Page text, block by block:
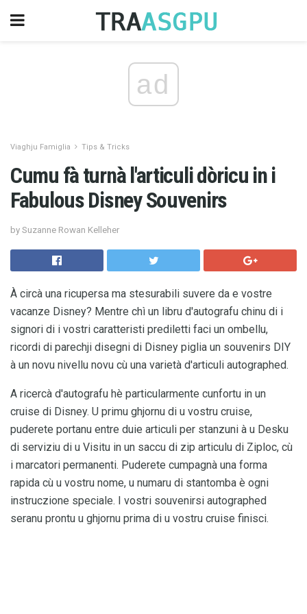
ad
Viaghju Famiglia Tips & Tricks
Cumu fà turnà l'articuli dòricu in i
Fabulous Disney Souvenirs
by Suzanne Rowan Kelleher
À circà una ricupersa ma stesurabili suvere da e vostre
vacanze Disney? Mentre chì un libru d'autografu chinu di i
signori di i vostri caratteristi prediletti faci un ombellu,
ricordi di parechji disegni di Disney piglia un souvenirs DIY
à un novu nivellu novu cù una varietà d'articuli autographed.
A ricercà d'autografu hè particularmente cunfortu in un
cruise di Disney. U primu ghjornu di u vostru cruise,
puderete portanu entre duie articuli per stanzuni à u Desku
di serviziu di u Visitu in un saccu di zip articulu di Ziploc, cù
i marcatori permanenti. Puderete cumpagnà una forma
rapida cù u vostru nome, u numaru di stantomba è ogni
instruczione speciale. I vostri souvenirsi autographed
seranu prontu u ghjornu prima di u vostru cruise finisci.